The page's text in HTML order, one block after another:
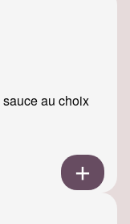
au choix